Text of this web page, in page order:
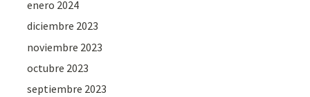
enero 2024
diciembre 2023
noviembre 2023
octubre 2023
septiembre 2023